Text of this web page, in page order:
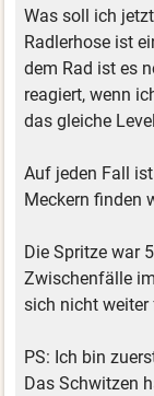
Was soll ich
Radlerhose ist
dem Rad ist es
reagiert, wenn
das gleiche
Auf jeden Fall
Meckern finden
Die Spritze war
Zwischenfälle
sich nicht weiter
PS: Ich bin
Das Schwitzen